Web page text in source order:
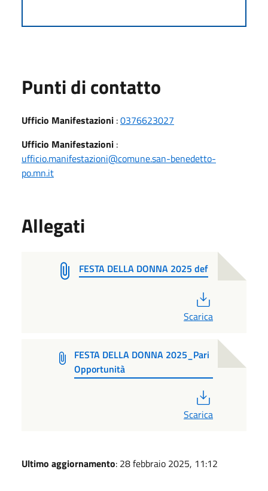
Punti di contatto
Ufficio Manifestazioni :0376623027
Ufficio Manifestazioni :
ufficio.manifestazioni@comune.san-benedetto-
po.mn.it
Allegati
FESTA DELLA DONNA 2025 def
Scarica
FESTA DELLA DONNA 2025_Pari
Opportunità
Scarica
Ultimo aggiornamento: 28 febbraio 2025, 11:12